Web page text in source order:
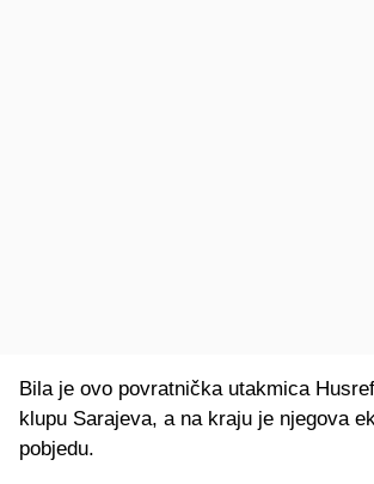
Bila je ovo povratnička utakmica
klupu Sarajeva, a na kraju je njegova
pobjedu.